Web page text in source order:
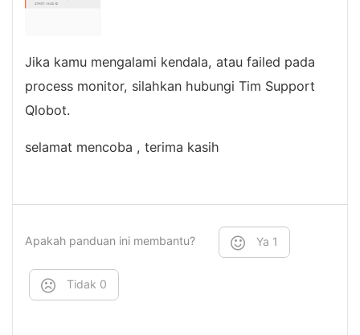
Jika kamu mengalami kendala, atau failed pada
process monitor, silahkan hubungi Tim Support
Qlobot.
selamat mencoba , terima kasih
Apakah panduan ini membantu? Ya 1
Tidak 0